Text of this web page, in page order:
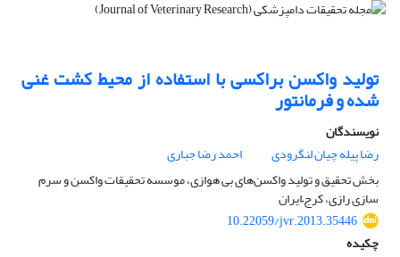
تولید واکسن براکسی با استفاده از محیط کشت غنی
شده و فرمانتور
نویسندگان
رضا پیله چیان لنگرودی
احمد رضا جباری
بخش تحقیق و تولید واکسن‌های بی هوازی، موسسه تحقیقات واکسن و سرم
سازی رازی، کرج–ایران
10.22059/jvr.2013.35446
چکیده